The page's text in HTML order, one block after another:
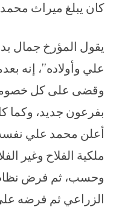
كان يبلغ ميراث
يقول المؤرخ جمال
علي وأولاده”، إنه
وقضى على كل
بفرعون جديد، وكما
أعلن محمد علي نفسه
ملكية الفلاح وغير
وحسب، ثم فرض نظام
الزراعي ثم فرضه على